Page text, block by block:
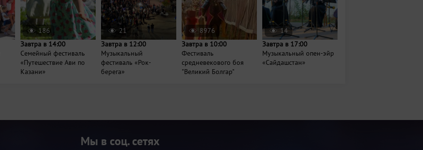
186
Завтра в 14:00
Семейный фестиваль
«Путешествие Ави по
Казани»
21
Завтра в 12:00
Музыкальный
фестиваль «Рок-
берега»
8976
Завтра в 10:00
Фестиваль
средневекового боя
"Великий Болгар"
14
Завтра в 17:00
Музыкальный опен-эйр
«Сайдашстан»
Мы в соц. сетях